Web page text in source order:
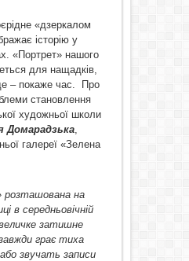
«дзеркалом
історію у
«Портрет» нашого
для нащадків,
– покаже час. Про
становлення
художньої школи
Домарадзька,
галереї «Зелена
розташована на
в середньовічній
затишне
грає тиха
звучать записи